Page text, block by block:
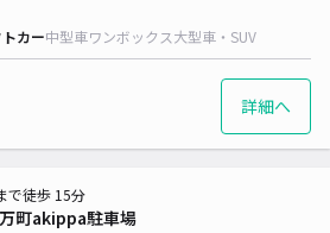
カー中型車ワンボックス大型車・SUV
詳細へ
町akippa駐車場
で徒歩 15分